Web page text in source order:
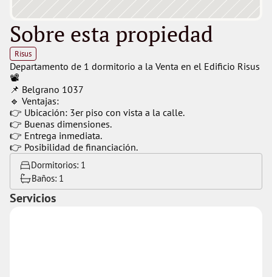
Sobre esta propiedad
Risus
Departamento de 1 dormitorio a la Venta en el Edificio Risus
📽
📌 Belgrano 1037
🔹 Ventajas:
👉 Ubicación: 3er piso con vista a la calle.
👉 Buenas dimensiones.
👉 Entrega inmediata.
👉 Posibilidad de financiación.
Dormitorios: 1
Baños: 1
Servicios